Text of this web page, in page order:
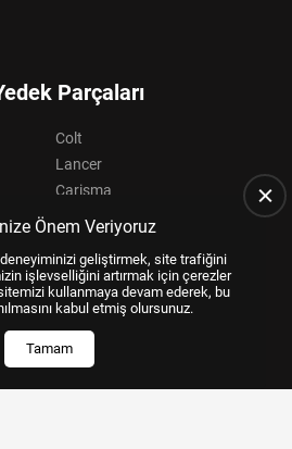
Parçaları
Colt
Lancer
Carisma
Grandis
OUTLANDER
Pajero
Önem Veriyoruz
geliştirmek, site trafiğini
işlevselliğini artırmak için çerezler
kullanmaya devam ederek, bu
kabul etmiş olursunuz.
Tamam